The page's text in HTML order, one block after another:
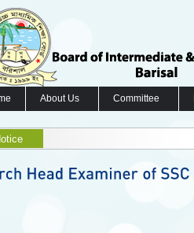
About Us Committee